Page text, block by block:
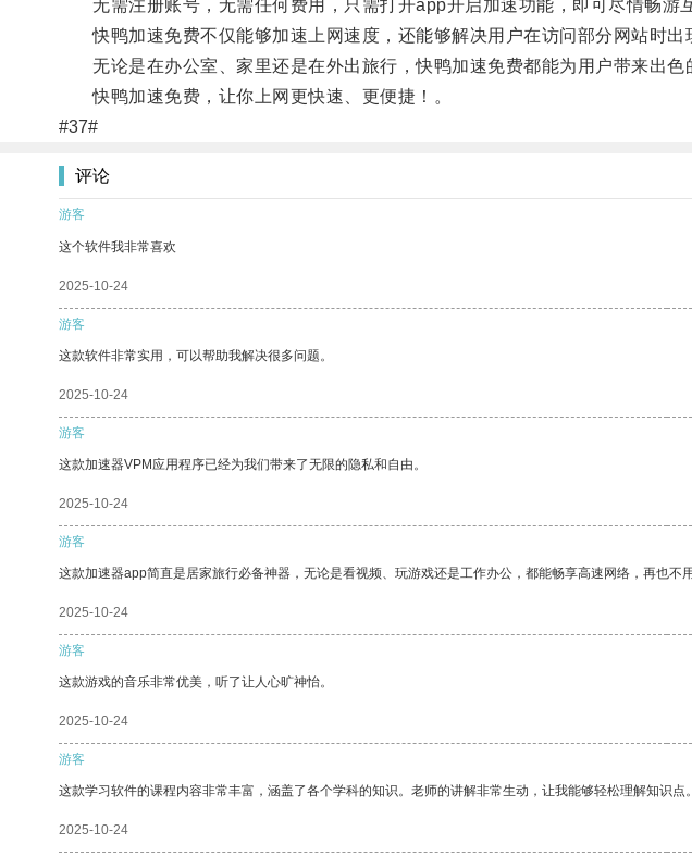
无需注册账号，无需任何费用，只需打开app开启加速功能，即可尽情畅游互
快鸭加速免费不仅能够加速上网速度，还能够解决用户在访问部分网站时出
无论是在办公室、家里还是在外出旅行，快鸭加速免费都能为用户带来出色
快鸭加速免费，让你上网更快速、更便捷！。
#37#
评论
游客
这个软件我非常喜欢
2025-10-24
游客
这款软件非常实用，可以帮助我解决很多问题。
2025-10-24
游客
这款加速器VPM应用程序已经为我们带来了无限的隐私和自由。
2025-10-24
游客
这款加速器app简直是居家旅行必备神器，无论是看视频、玩游戏还是工作办公，都能畅享高速网络，再也不
2025-10-24
游客
这款游戏的音乐非常优美，听了让人心旷神怡。
2025-10-24
游客
这款学习软件的课程内容非常丰富，涵盖了各个学科的知识。老师的讲解非常生动，让我能够轻松理解知识点。
2025-10-24